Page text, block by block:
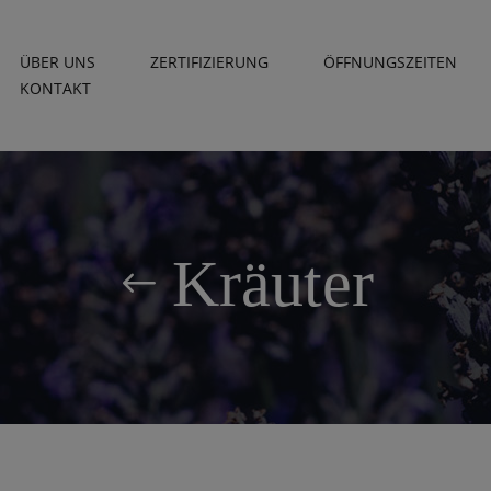
ÜBER UNS ZERTIFIZIERUNG
ÖFFNUNGSZEITEN
KONTAKT
Kräuter